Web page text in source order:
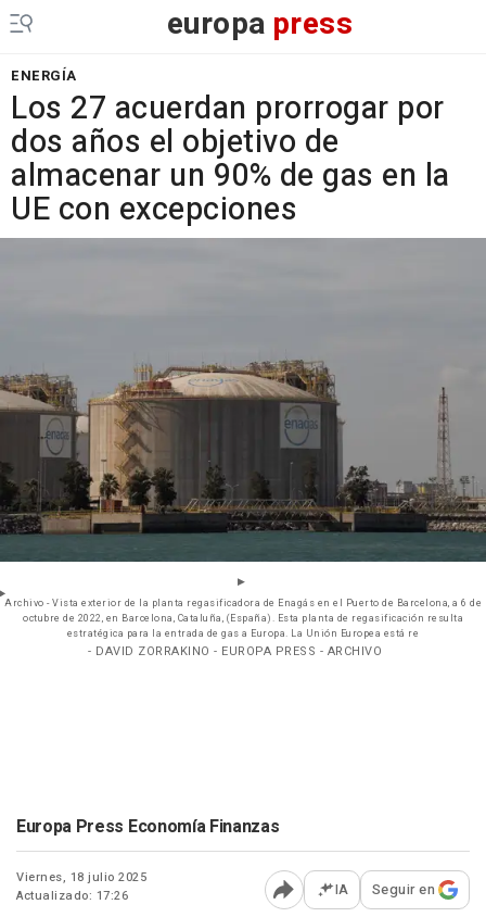
europa press
ENERGÍA
Los 27 acuerdan prorrogar por
dos años el objetivo de
almacenar un 90% de gas en la
UE con excepciones
Archivo - Vista exterior de la planta regasificadora de Enagás en el Puerto de Barcelona, a 6 de
octubre de 2022, en Barcelona, Cataluña, (España). Esta planta de regasificación resulta
estratégica para la entrada de gas a Europa. La Unión Europea está re
- DAVID ZORRAKINO - EUROPA PRESS - ARCHIVO
Europa Press Economía Finanzas
Viernes, 18 julio 2025
Actualizado: 17:26
Abrir opciones para
IA Seguir en